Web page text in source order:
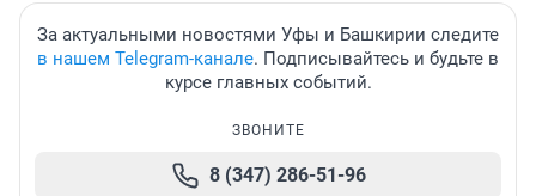
За актуальными новостями Уфы и Башкирии следите
в нашем Telegram-канале. Подписывайтесь и будьте в
курсе главных событий.
ЗВОНИТЕ
8 (347) 286-51-96